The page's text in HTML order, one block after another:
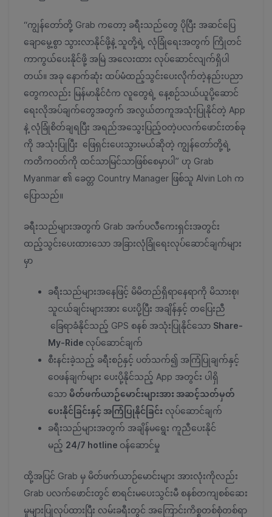
“ကျွန်တော်တို့ Grab ကတော့ ခရီးသည်တွေ ပိုပြီး အဆင်ပြေ
ချောမွေ့စွာ သွားလာနိုင်ဖို့နဲ့ သူတို့ရဲ့ လုံခြုံရေးအတွက် ကြိုတင်
ကာကွယ်ပေးနိုင်ဖို့ အမြဲ အလေးထား လုပ်ဆောင်လျက်ရှိပါ
တယ်။ အခု နောက်ဆုံး ထပ်မံထည့်သွင်းပေးလိုက်တဲ့နည်းပညာ
တွေကလည်း မြန်မာနိုင်ငံက လူတွေရဲ့ နေ့စဉ်သယ်ယူပို့ဆောင်
ရေးလိုအပ်ချက်တွေအတွက် အလွယ်တကူအသုံးပြုနိုင်တဲ့ App
နဲ့ လုံခြုံစိတ်ချရပြီး အရည်အသွေးပြည့်ဝတဲ့ပလက်ဖောင်းတစ်ခု
ကို အသုံးပြုပြီး ဖြေရှင်းပေးသွားမယ်ဆိုတဲ့ ကျွန်တော်တို့ရဲ့
ကတိကဝတ်ကို ထင်သာမြင်သာဖြစ်စေမှာပါ” ဟု Grab
Myanmar ၏ ခေတ္တ Country Manager ဖြစ်သူ Alvin Loh က
ပြောသည်။
ခရီးသည်များအတွက် Grab အက်ပလီကေးရှင်းအတွင်း
ထည့်သွင်းပေးထားသော အခြားလုံခြုံရေးလုပ်ဆောင်ချက်များ
မှာ
ခရီးသည်များအနေဖြင့် မိမိတည်ရှိရာနေရာကို မိသားစု၊
သူငယ်ချင်းများအား ပေးပို့ပြီး အချိန်နှင့် တပြေးညီ
ခြေရာခံနိုင်သည့် GPS စနစ် အသုံးပြုနိုင်သော Share-
My-Ride လုပ်ဆောင်ချက်
စီးနင်းခဲ့သည့် ခရီးစဉ်နှင့် ပတ်သက်၍ အကြံပြုချက်နှင့်
ဝေဖန်ချက်များ ပေးပို့နိုင်သည့် App အတွင်း ပါရှိ
သော မိတ်ဖက်ယာဉ်မောင်းများအား အဆင့်သတ်မှတ်
ပေးနိုင်ခြင်းနှင့် အကြံပြုနိုင်ခြင်း လုပ်ဆောင်ချက်
ခရီးသည်များအတွက် အချိန်မရွေး ကူညီပေးနိုင်
မည့် 24/7 hotline ဝန်ဆောင်မှု
ထို့အပြင် Grab မှ မိတ်ဖက်ယာဉ်မောင်းများ အားလုံးကိုလည်း
Grab ပလက်ဖောင်းတွင် စာရင်းမပေးသွင်းမီ စနစ်တကျစစ်ဆေး
မှုများပြုလုပ်ထားပြီး လမ်းခရီးတွင် အကြောင်းကိစ္စတစ်စုံတစ်ရာ